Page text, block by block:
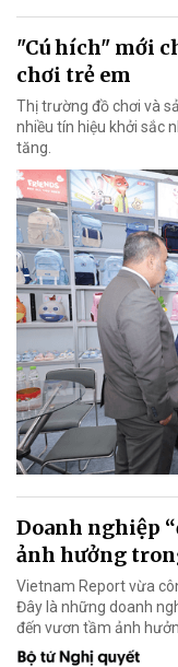
"Cú hích" mới
chơi trẻ em
Thị trường đồ chơi và
nhiều tín hiệu khởi sắc
tăng.
Doanh nghiệp
ảnh hưởng
Vietnam Report vừa
Đây là những doanh
đến vươn tầm ảnh